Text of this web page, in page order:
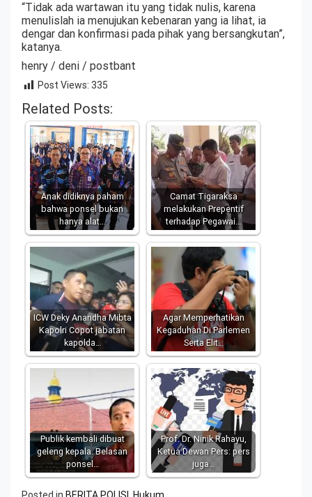
“Tidak ada wartawan itu yang tidak nulis, karena
menulislah ia menujukan kebenaran yang ia lihat, ia
dengar dan konfirmasi pada pihak yang bersangkutan”,
katanya.
henry / deni / postbant
Post Views: 335
Related Posts:
Anak didiknya paham
bahwa ponsel bukan
hanya alat…
Camat Tigaraksa
melakukan Prepentif
terhadap Pegawai…
ICW Deky Anandha Mibta
Kapolri Copot jabatan
kapolda…
Agar Memperhatikan
Kegaduhan Di Parlemen
Serta Elit…
Publik kembali dibuat
geleng kepala. Belasan
ponsel…
Prof. Dr. Ninik Rahayu,
Ketua Dewan Pers: pers
juga…
Posted in BERITA POLISI, Hukum